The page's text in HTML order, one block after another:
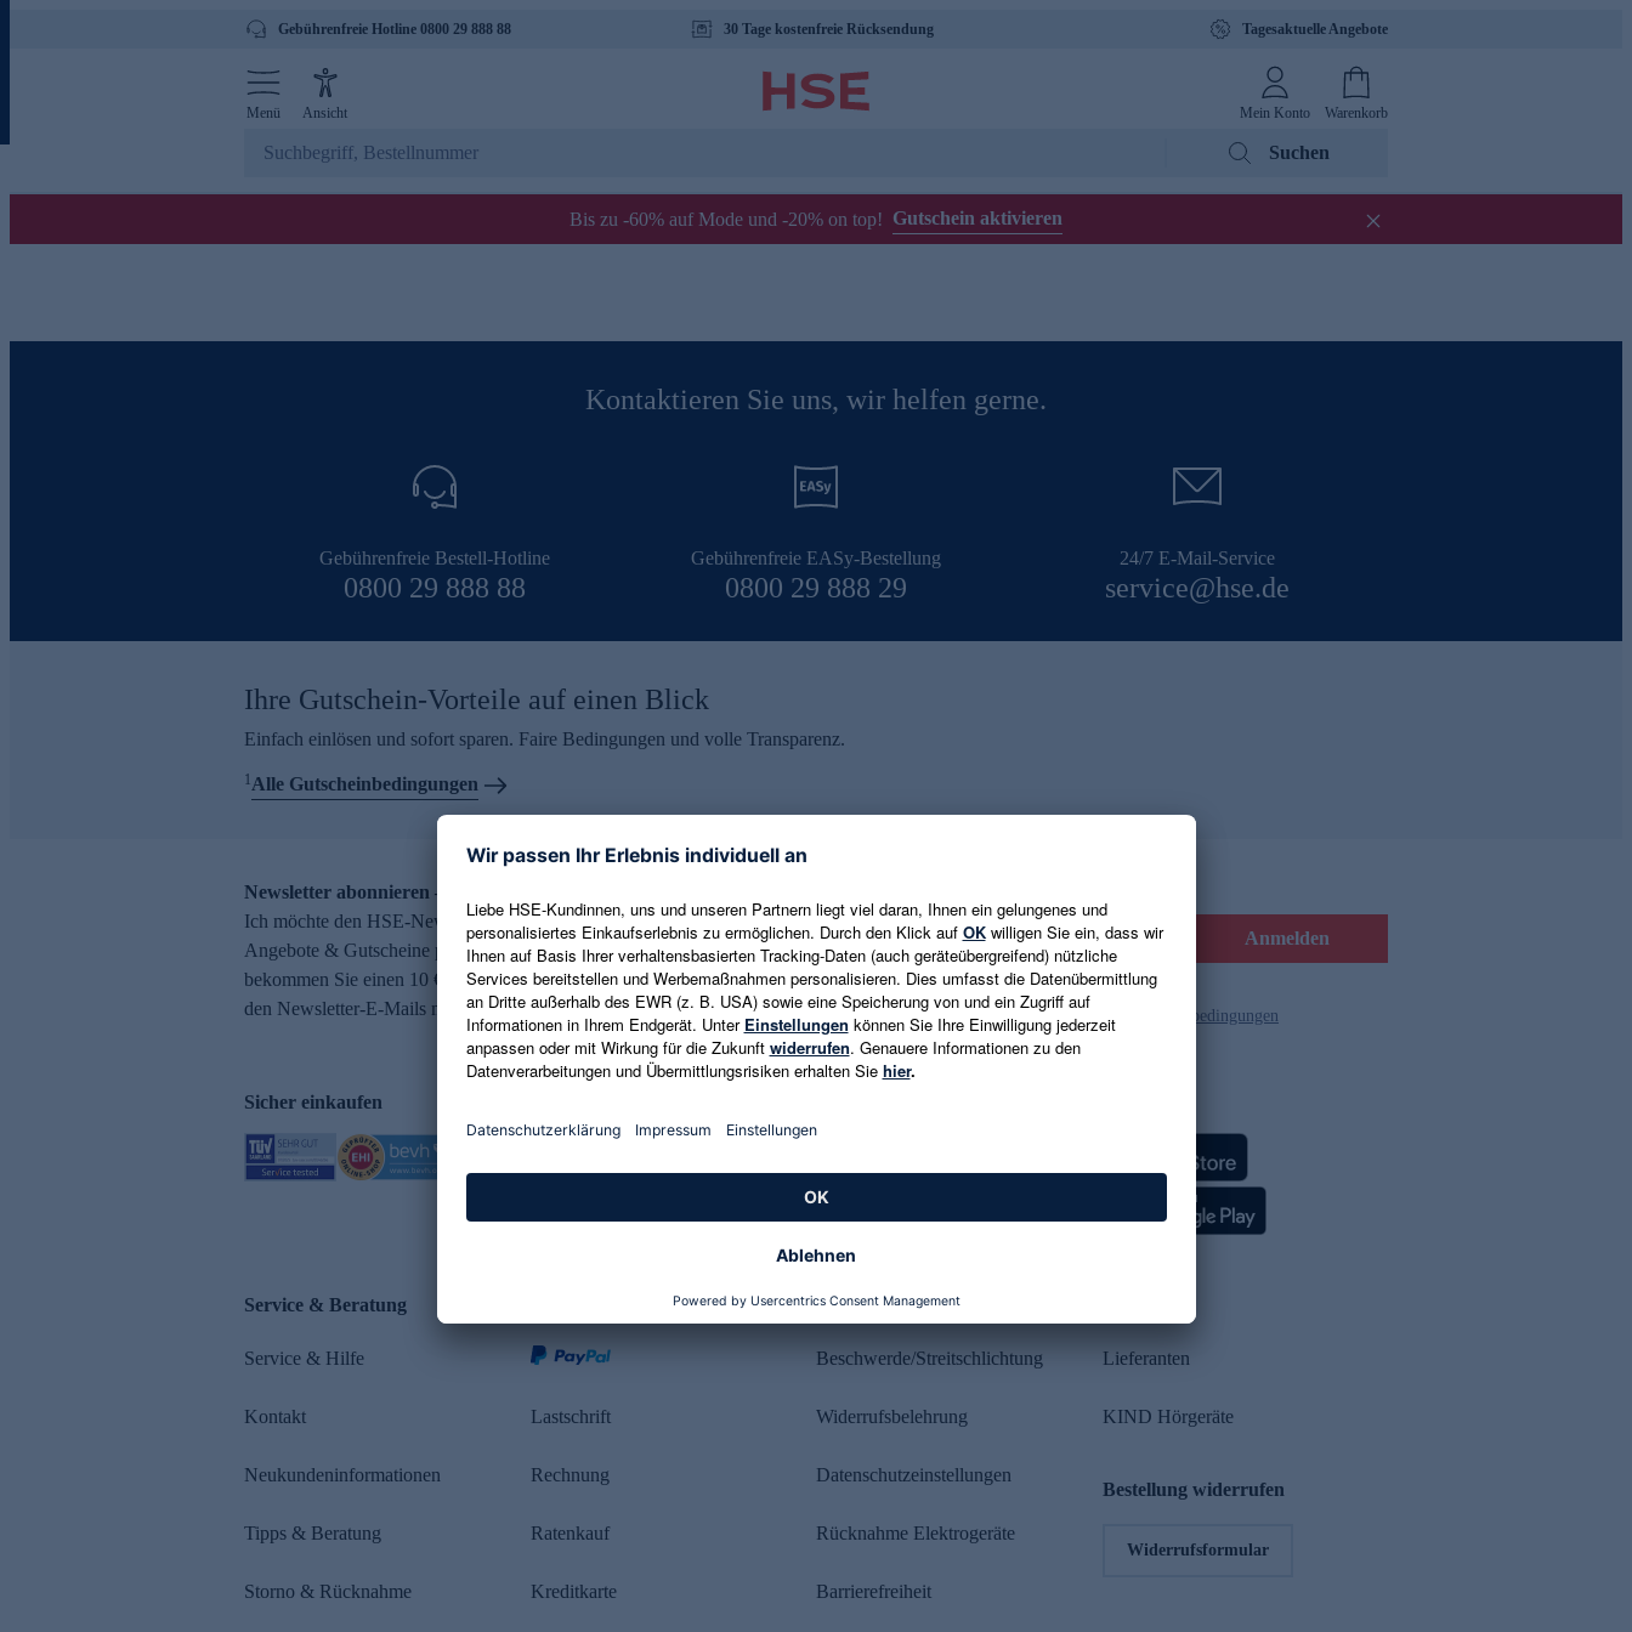
Gebührenfreie Hotline 0800 29 888 88 30 Tage kostenfreie Rücksendung Tagesaktuelle Angebote
Menü Ansicht Mein Konto Warenkorb
Suchen
Bis zu -60% auf Mode und -20% on top! Gutschein aktivieren
Kontaktieren Sie uns, wir helfen gerne.
Gebührenfreie Bestell-Hotline
0800 29 888 88
Gebührenfreie EASy-Bestellung
0800 29 888 29
24/7 E-Mail-Service
service@hse.de
Ihre Gutschein-Vorteile auf einen Blick
Einfach einlösen und sofort sparen. Faire Bedingungen und volle Transparenz.
1Alle Gutscheinbedingungen
Newsletter abonnieren – 10 € Gutschein erhalten
Ich möchte den HSE-Newsletter abonnieren und aktuelle Trends,
Angebote & Gutscheine per E-Mail erhalten. Als Dankeschön
bekommen Sie einen 10 € Gutschein. Eine Abmeldung ist jederzeit in
den Newsletter-E-Mails möglich.
E-Mail-Adresse eingeben Anmelden
Es gelten die Datenschutzrichtlinien und die Gutscheinbedingungen
Sicher einkaufen
Service & Beratung
Service & Hilfe
Kontakt
Neukundeninformationen
Tipps & Beratung
Storno & Rücknahme
Lastschrift
Rechnung
Ratenkauf
Kreditkarte
Rechtliches
Beschwerde/Streitschlichtung
Widerrufsbelehrung
Datenschutzeinstellungen
Rücknahme Elektrogeräte
Barrierefreiheit
Lieferanten
KIND Hörgeräte
Bestellung widerrufen
Widerrufsformular